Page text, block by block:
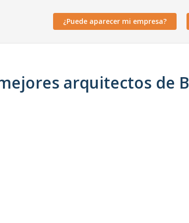
¿Puede aparecer mi empresa?
arquitectos de